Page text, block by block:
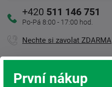
+420 511 146 751
Po-Pá 8:00 - 17:00 hod.
Nechte si zavolat ZDARMA
Kamenná prodejna
První nákup